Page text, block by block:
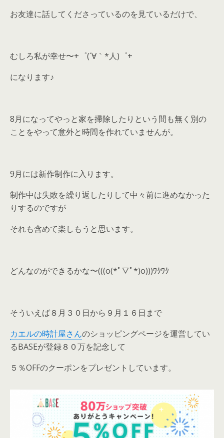
お友達に話してくださっているのを見ているだけで、
むしろ私が幸せ〜+゜(´∀｀*人)゜+
になります♪
8月になってやっと家を掃除したりという間も無く別の
ことをやって意外と時間を作れていませんが。
9月には新作制作に入ります。
制作中は失敗を繰り返したりして中々前に進めなかった
りするのですが
それも含めて楽しもうと思います。
どんなのができるかな〜(((o(*ﾟ▽ﾟ*)o)))ﾜｸﾜｸ
そういえば８月３０日から９月１６日まで
カエルの時計屋さんのショッピングページを運営してい
るBASEが登録８０万を記念して
５％OFFのクーポンをプレゼントしています。